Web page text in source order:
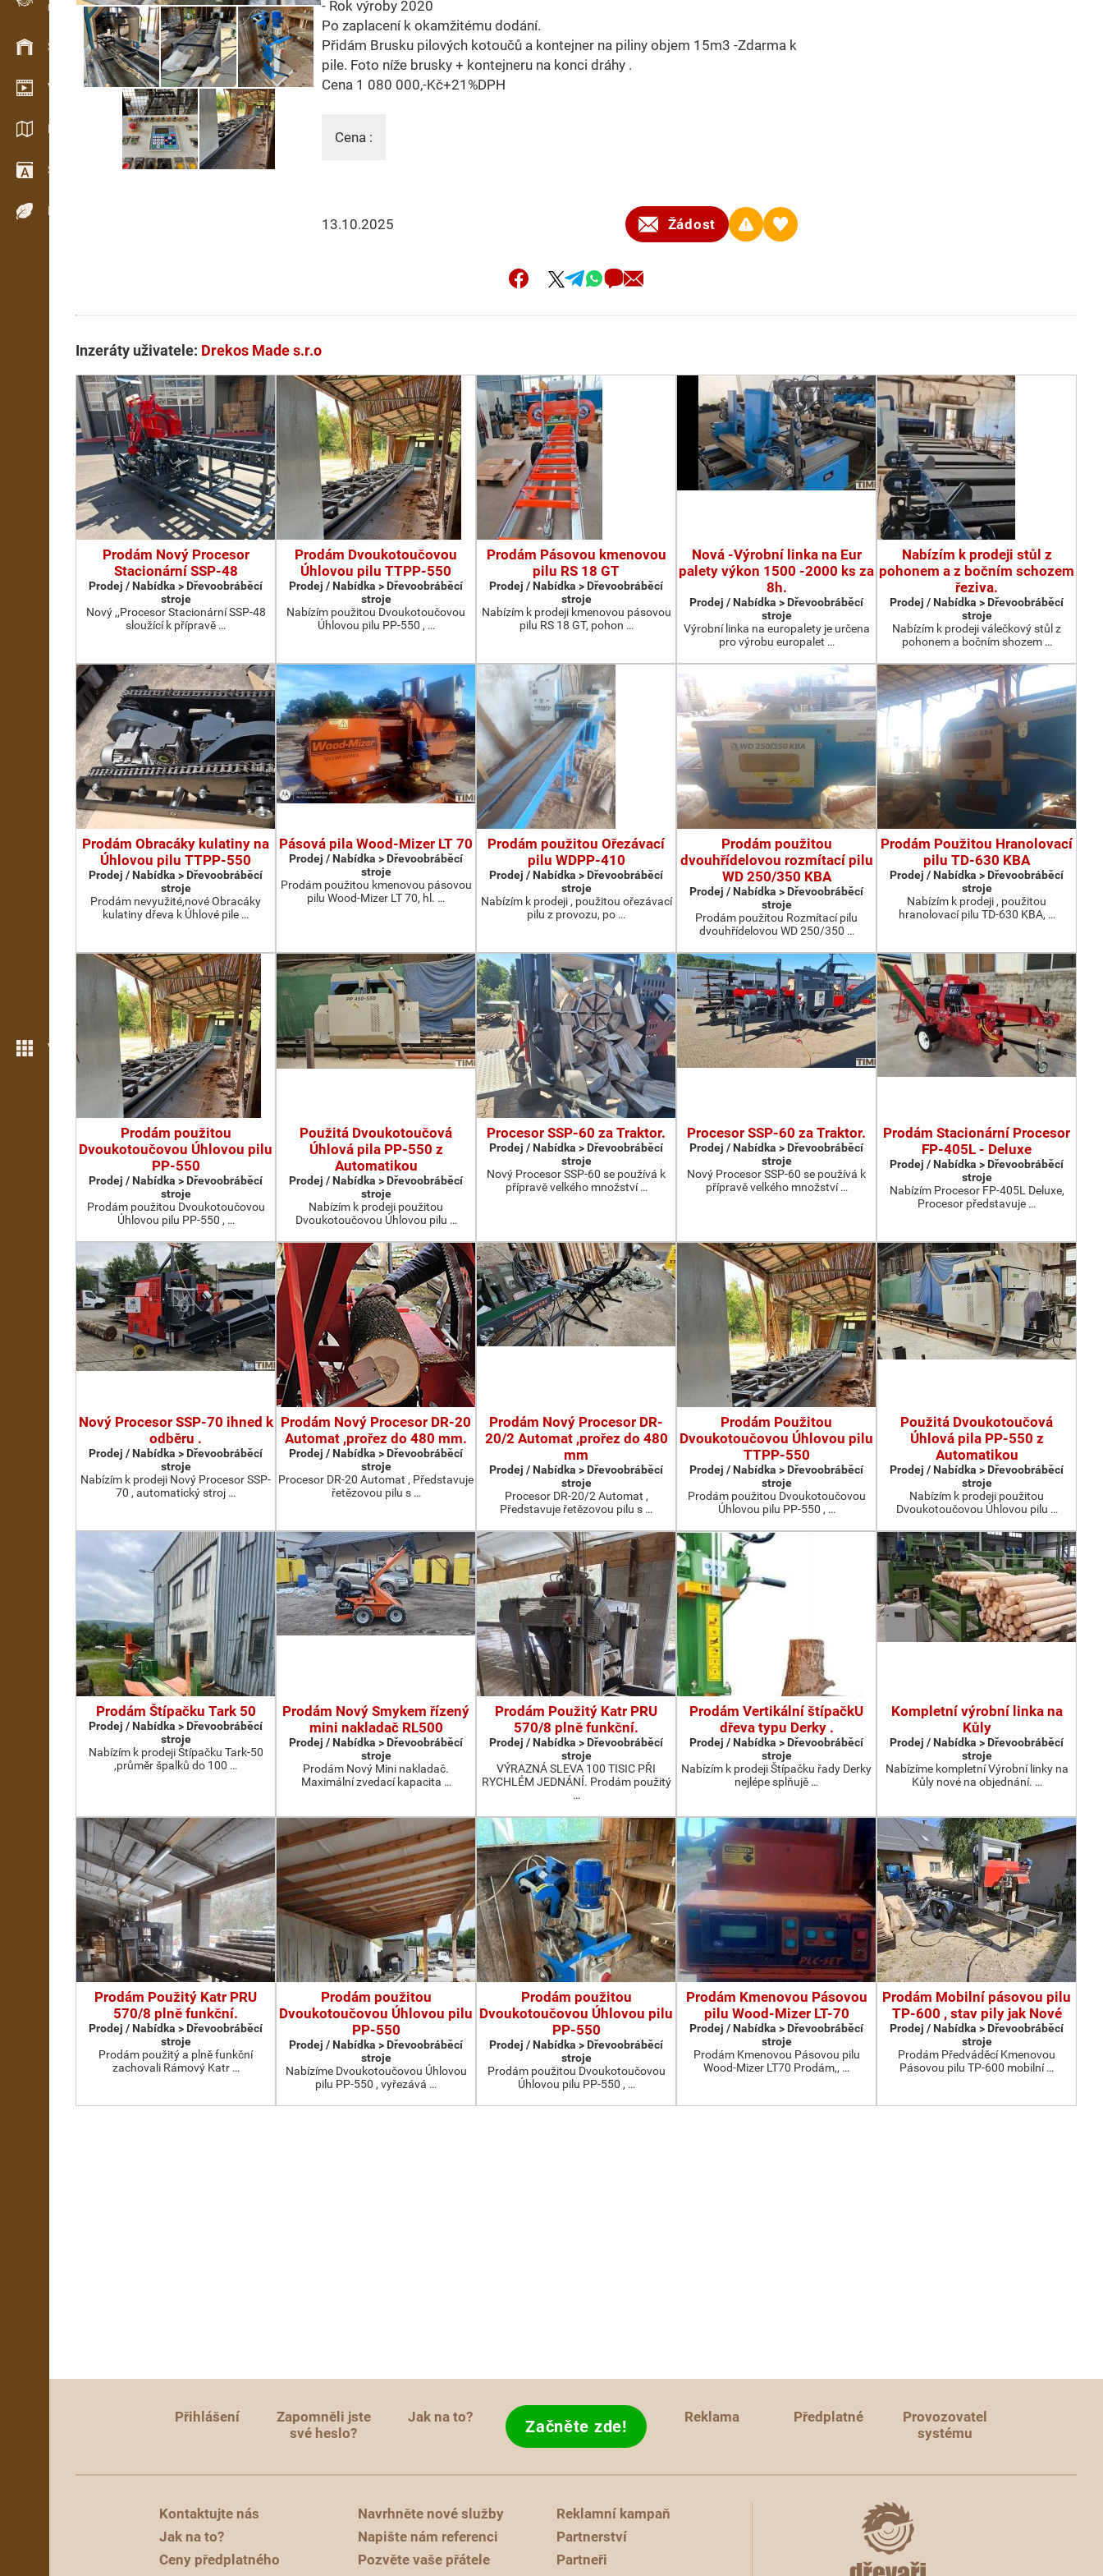
Evidence dřeva v terénu
Skladové hospodářství
Video showroom
Katalogy / Brožury
Slovník
Dřeviny
Více možností
- Rok výroby 2020
Po zaplacení k okamžitému dodání.
Přidám Brusku pilových kotoučů a kontejner na piliny objem 15m3 -Zdarma k
pile. Foto níže brusky + kontejneru na konci dráhy .
Cena 1 080 000,-Kč+21%DPH
Cena :
13.10.2025 Žádost
Inzeráty uživatele: Drekos Made s.r.o
Prodám Nový Procesor
Stacionární SSP-48
Prodej / Nabídka > Dřevoobráběcí
stroje
Nový ,,Procesor Stacionární SSP-48
sloužící k přípravě …
Prodám Dvoukotoučovou
Úhlovou pilu TTPP-550
Prodej / Nabídka > Dřevoobráběcí
stroje
Nabízím použitou Dvoukotoučovou
Úhlovou pilu PP-550 , …
Prodám Pásovou kmenovou
pilu RS 18 GT
Prodej / Nabídka > Dřevoobráběcí
stroje
Nabízím k prodeji kmenovou pásovou
pilu RS 18 GT, pohon …
Nová -Výrobní linka na Eur
palety výkon 1500 -2000 ks za
8h.
Prodej / Nabídka > Dřevoobráběcí
stroje
Výrobní linka na europalety je určena
pro výrobu europalet …
Nabízím k prodeji stůl z
pohonem a z bočním schozem
řeziva.
Prodej / Nabídka > Dřevoobráběcí
stroje
Nabízím k prodeji válečkový stůl z
pohonem a bočním shozem …
Prodám Obracáky kulatiny na
Úhlovou pilu TTPP-550
Prodej / Nabídka > Dřevoobráběcí
stroje
Prodám nevyužité,nové Obracáky
kulatiny dřeva k Úhlové pile …
Pásová pila Wood-Mizer LT 70
Prodej / Nabídka > Dřevoobráběcí
stroje
Prodám použitou kmenovou pásovou
pilu Wood-Mizer LT 70, hl. …
Prodám použitou Ořezávací
pilu WDPP-410
Prodej / Nabídka > Dřevoobráběcí
stroje
Nabízím k prodeji , použitou ořezávací
pilu z provozu, po …
Prodám použitou
dvouhřídelovou rozmítací pilu
WD 250/350 KBA
Prodej / Nabídka > Dřevoobráběcí
stroje
Prodám použitou Rozmítací pilu
dvouhřídelovou WD 250/350 …
Prodám Použitou Hranolovací
pilu TD-630 KBA
Prodej / Nabídka > Dřevoobráběcí
stroje
Nabízím k prodeji , použitou
hranolovací pilu TD-630 KBA, …
Prodám použitou
Dvoukotoučovou Úhlovou pilu
PP-550
Prodej / Nabídka > Dřevoobráběcí
stroje
Prodám použitou Dvoukotoučovou
Úhlovou pilu PP-550 , …
Použitá Dvoukotoučová
Úhlová pila PP-550 z
Automatikou
Prodej / Nabídka > Dřevoobráběcí
stroje
Nabízím k prodeji použitou
Dvoukotoučovou Úhlovou pilu …
Procesor SSP-60 za Traktor.
Prodej / Nabídka > Dřevoobráběcí
stroje
Nový Procesor SSP-60 se používá k
přípravě velkého množství …
Procesor SSP-60 za Traktor.
Prodej / Nabídka > Dřevoobráběcí
stroje
Nový Procesor SSP-60 se používá k
přípravě velkého množství …
Prodám Stacionární Procesor
FP-405L - Deluxe
Prodej / Nabídka > Dřevoobráběcí
stroje
Nabízím Procesor FP-405L Deluxe,
Procesor představuje …
Nový Procesor SSP-70 ihned k
odběru .
Prodej / Nabídka > Dřevoobráběcí
stroje
Nabízím k prodeji Nový Procesor SSP-
70 , automatický stroj …
Prodám Nový Procesor DR-20
Automat ,prořez do 480 mm.
Prodej / Nabídka > Dřevoobráběcí
stroje
Procesor DR-20 Automat , Představuje
řetězovou pilu s …
Prodám Nový Procesor DR-
20/2 Automat ,prořez do 480
mm
Prodej / Nabídka > Dřevoobráběcí
stroje
Procesor DR-20/2 Automat ,
Představuje řetězovou pilu s …
Prodám Použitou
Dvoukotoučovou Úhlovou pilu
TTPP-550
Prodej / Nabídka > Dřevoobráběcí
stroje
Prodám použitou Dvoukotoučovou
Úhlovou pilu PP-550 , …
Použitá Dvoukotoučová
Úhlová pila PP-550 z
Automatikou
Prodej / Nabídka > Dřevoobráběcí
stroje
Nabízím k prodeji použitou
Dvoukotoučovou Úhlovou pilu …
Prodám Štípačku Tark 50
Prodej / Nabídka > Dřevoobráběcí
stroje
Nabízím k prodeji Štípačku Tark-50
,průměr špalků do 100 …
Prodám Nový Smykem řízený
mini nakladač RL500
Prodej / Nabídka > Dřevoobráběcí
stroje
Prodám Nový Mini nakladač.
Maximální zvedací kapacita …
Prodám Použitý Katr PRU
570/8 plně funkční.
Prodej / Nabídka > Dřevoobráběcí
stroje
VÝRAZNÁ SLEVA 100 TISIC PŘI
RYCHLÉM JEDNÁNÍ. Prodám použitý
…
Prodám Vertikální štípačkU
dřeva typu Derky .
Prodej / Nabídka > Dřevoobráběcí
stroje
Nabízím k prodeji Štípačku řady Derky
nejlépe splňujě …
Kompletní výrobní linka na
Kůly
Prodej / Nabídka > Dřevoobráběcí
stroje
Nabízíme kompletní Výrobní linky na
Kůly nové na objednání. …
Prodám Použitý Katr PRU
570/8 plně funkční.
Prodej / Nabídka > Dřevoobráběcí
stroje
Prodám použitý a plně funkční
zachovali Rámový Katr …
Prodám použitou
Dvoukotoučovou Úhlovou pilu
PP-550
Prodej / Nabídka > Dřevoobráběcí
stroje
Nabízíme Dvoukotoučovou Úhlovou
pilu PP-550 , vyřezává …
Prodám použitou
Dvoukotoučovou Úhlovou pilu
PP-550
Prodej / Nabídka > Dřevoobráběcí
stroje
Prodám použitou Dvoukotoučovou
Úhlovou pilu PP-550 , …
Prodám Kmenovou Pásovou
pilu Wood-Mizer LT-70
Prodej / Nabídka > Dřevoobráběcí
stroje
Prodám Kmenovou Pásovou pilu
Wood-Mizer LT70 Prodám,, …
Prodám Mobilní pásovou pilu
TP-600 , stav pily jak Nové
Prodej / Nabídka > Dřevoobráběcí
stroje
Prodám Předváděcí Kmenovou
Pásovou pilu TP-600 mobilní …
Přihlášení
Zapomněli jste
své heslo?
Jak na to? Začněte zde! Reklama Předplatné
Provozovatel
systému
Kontaktujte nás
Jak na to?
Ceny předplatného
Navrhněte nové služby
Napište nám referenci
Pozvěte vaše přátele
Reklamní kampaň
Partnerství
Partneři